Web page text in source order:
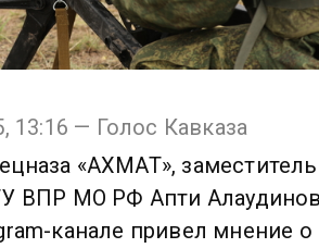
13:16 — Голос Кавказа
«АХМАТ», заместитель
ВПР МО РФ Апти
канале привел мнение о